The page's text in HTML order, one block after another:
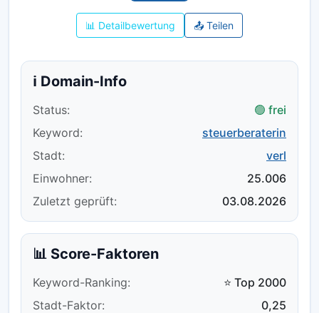
📊 Detailbewertung 📤 Teilen
ℹ️ Domain-Info
Status:
🟢 frei
Keyword:
steuerberaterin
Stadt:
verl
Einwohner:
25.006
Zuletzt geprüft:
03.08.2026
📊 Score-Faktoren
Keyword-Ranking:
⭐ Top 2000
Stadt-Faktor:
0,25